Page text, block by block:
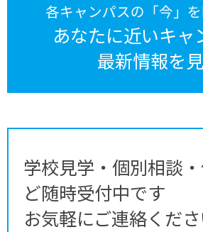
各キャンパスの「今」
あなたに近いキャ
最新情報を
学校見学・個別相談
ど随時受付中です
お気軽にご連絡くだ